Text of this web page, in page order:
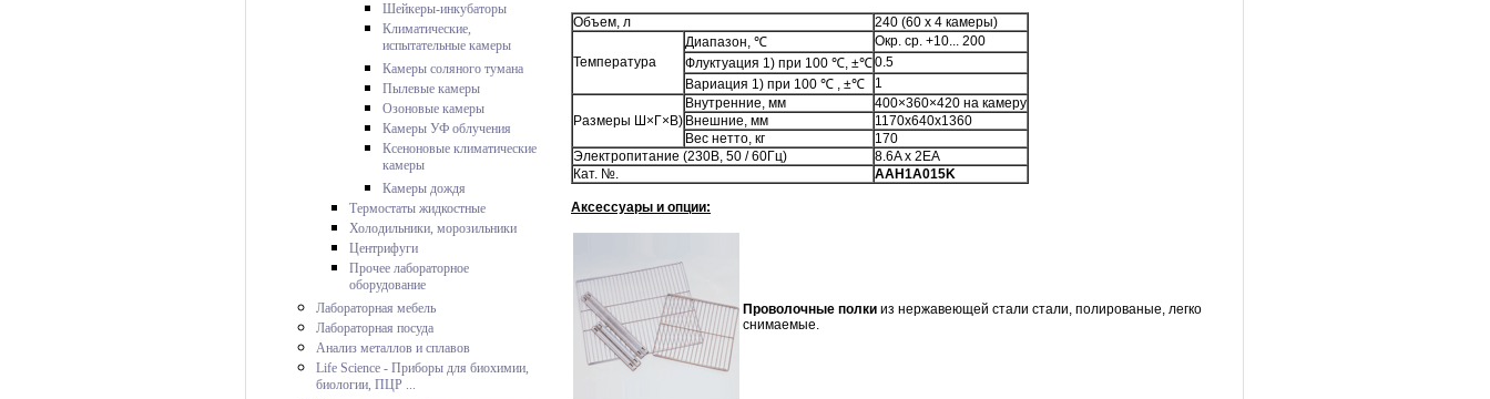
Шейкеры-инкубаторы
Климатические,
испытательные камеры
Камеры соляного тумана
Пылевые камеры
Озоновые камеры
Камеры УФ облучения
Ксеноновые климатические
камеры
Камеры дождя
Термостаты жидкостные
Холодильники, морозильники
Центрифуги
Прочее лабораторное
оборудование
Лабораторная мебель
Лабораторная посуда
Анализ металлов и сплавов
Life Science - Приборы для биохимии,
биологии, ПЦР ...
Объем, л
240 (60 x 4 камеры)
Температура
Диапазон, ℃
Окр. ср. +10... 200
Флуктуация 1) при 100 ℃, ±℃0.5
Вариация 1) при 100 ℃ , ±℃
1
Размеры Ш×Г×В)
Внутренние, мм
400×360×420 на камеру
Внешние, мм
1170x640x1360
Вес нетто, кг
170
Электропитание (230В, 50 / 60Гц)
8.6A x 2EA
Кат. №.
AAH1A015K
Аксессуары и опции:
Проволочные полки из нержавеющей стали стали, полированые, легко
снимаемые.